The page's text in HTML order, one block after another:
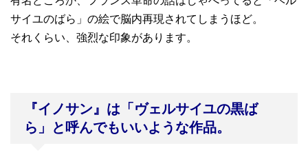
サイユのばら」の絵で脳内再現されてしまうほど。
それくらい、強烈な印象があります。
『イノサン』は「ヴェルサイユの黒ば
ら」と呼んでもいいような作品。